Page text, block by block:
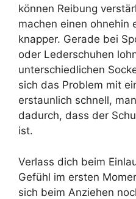
können Reibung
machen einen ohnehin
knapper. Gerade bei
oder Lederschuhen
unterschiedlichen
sich das Problem mit
erstaunlich schnell,
dadurch, dass der
ist.
Verlass dich beim
Gefühl im ersten
sich beim Anziehen